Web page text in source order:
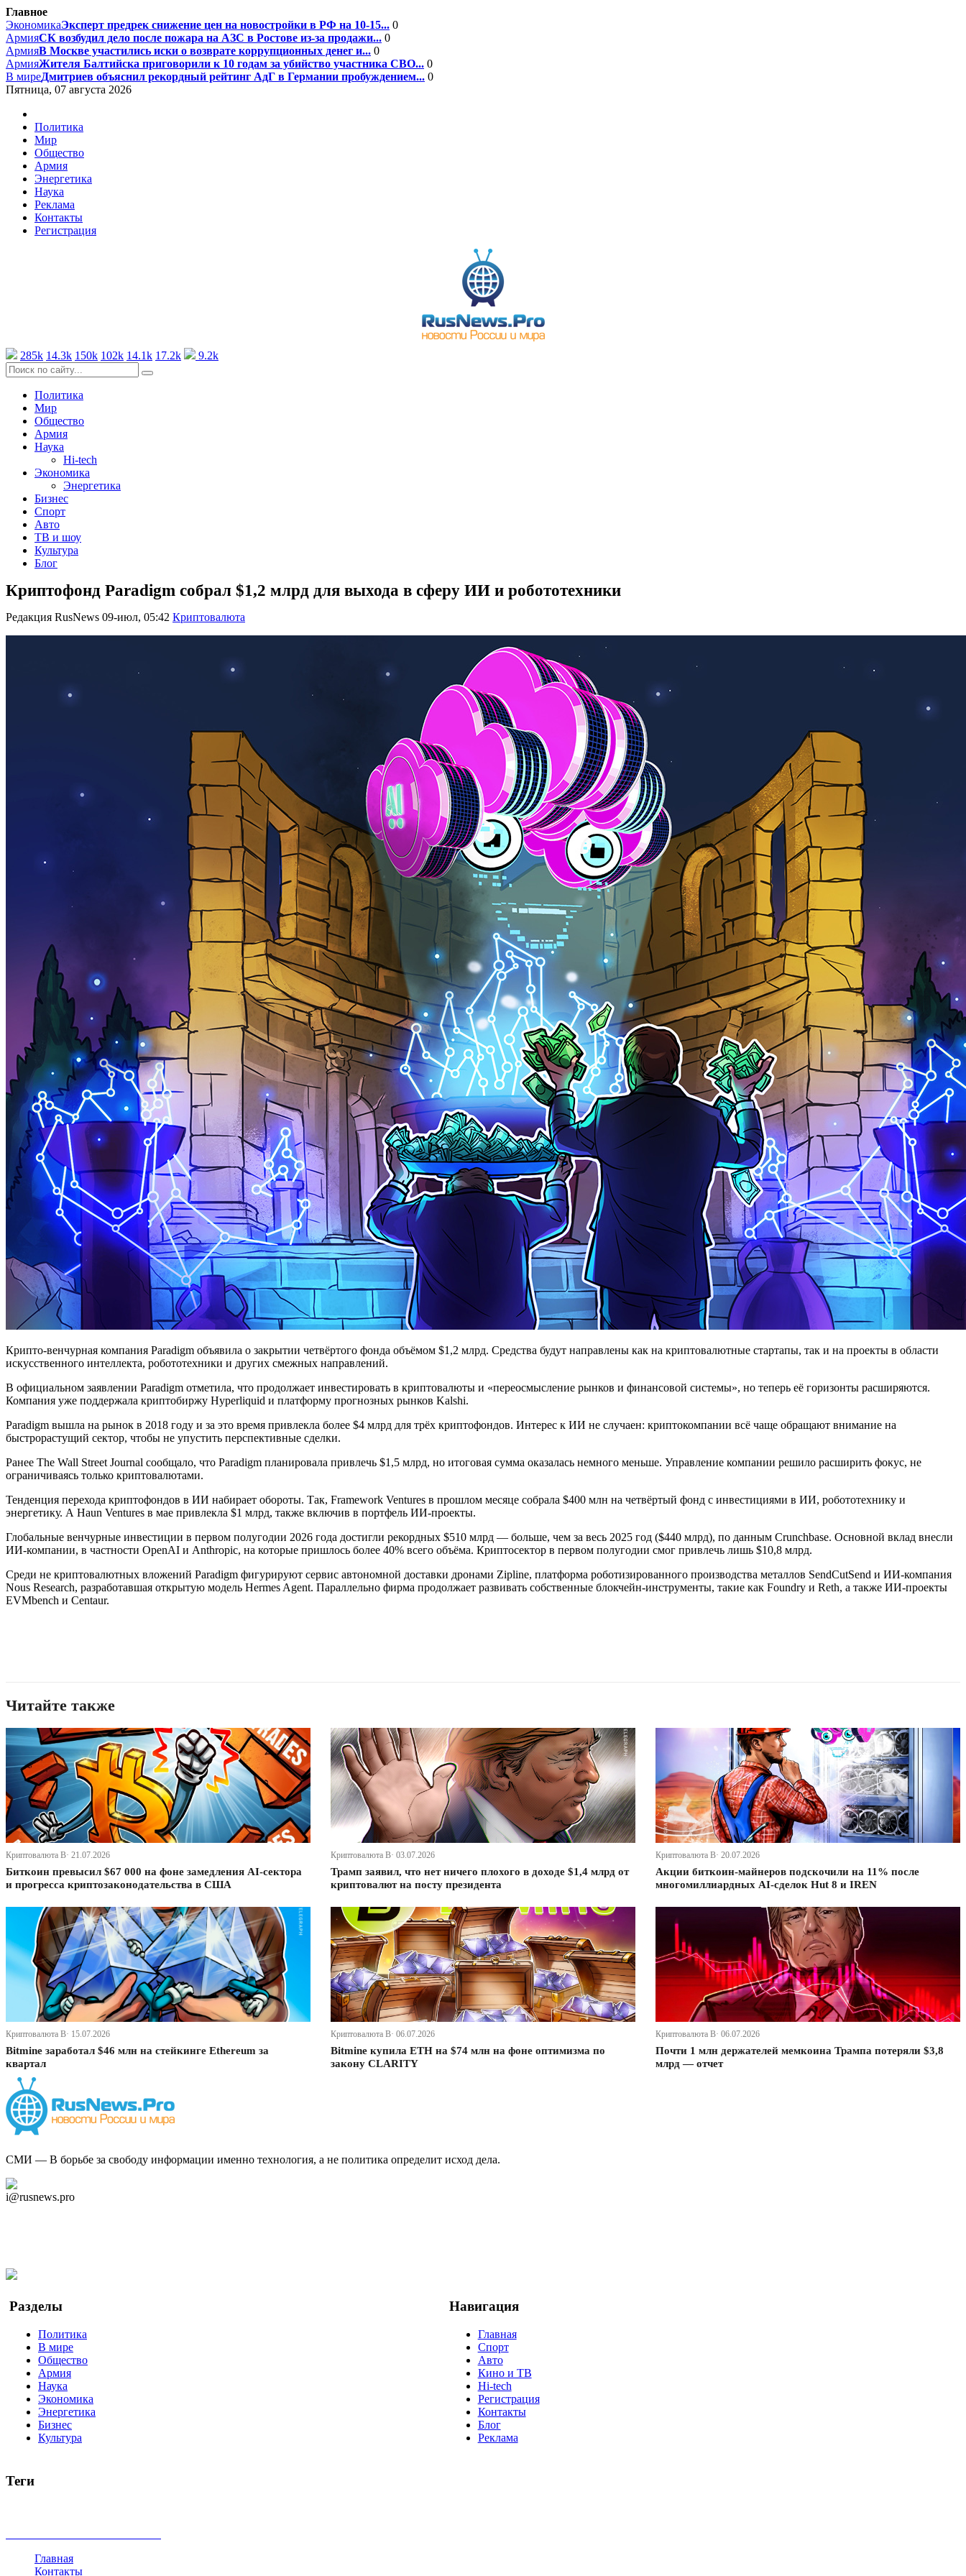
Главное
ЭкономикаЭксперт предрек снижение цен на новостройки в РФ на 10-15... 0
АрмияСК возбудил дело после пожара на АЗС в Ростове из-за продажи... 0
АрмияВ Москве участились иски о возврате коррупционных денег и... 0
АрмияЖителя Балтийска приговорили к 10 годам за убийство участника СВО... 0
В миреДмитриев объяснил рекордный рейтинг АдГ в Германии пробуждением... 0
Пятница, 07 августа 2026
Политика
Мир
Общество
Армия
Энергетика
Наука
Реклама
Контакты
Регистрация
285k 14.3k 150k 102k 14.1k 17.2k 9.2k
Политика
Мир
Общество
Армия
Наука
Hi-tech
Экономика
Энергетика
Бизнес
Спорт
Авто
ТВ и шоу
Культура
Блог
Криптофонд Paradigm собрал $1,2 млрд для выхода в сферу ИИ и робототехники
Редакция RusNews 09-июл, 05:42 Криптовалюта
Крипто-венчурная компания Paradigm объявила о закрытии четвёртого фонда объёмом $1,2 млрд. Средства будут направлены как на криптовалютные стартапы, так и на проекты в области
искусственного интеллекта, робототехники и других смежных направлений.
В официальном заявлении Paradigm отметила, что продолжает инвестировать в криптовалюты и «переосмысление рынков и финансовой системы», но теперь её горизонты расширяются.
Компания уже поддержала криптобиржу Hyperliquid и платформу прогнозных рынков Kalshi.
Paradigm вышла на рынок в 2018 году и за это время привлекла более $4 млрд для трёх криптофондов. Интерес к ИИ не случаен: криптокомпании всё чаще обращают внимание на
быстрорастущий сектор, чтобы не упустить перспективные сделки.
Ранее The Wall Street Journal сообщало, что Paradigm планировала привлечь $1,5 млрд, но итоговая сумма оказалась немного меньше. Управление компании решило расширить фокус, не
ограничиваясь только криптовалютами.
Тенденция перехода криптофондов в ИИ набирает обороты. Так, Framework Ventures в прошлом месяце собрала $400 млн на четвёртый фонд с инвестициями в ИИ, робототехнику и
энергетику. А Haun Ventures в мае привлекла $1 млрд, также включив в портфель ИИ-проекты.
Глобальные венчурные инвестиции в первом полугодии 2026 года достигли рекордных $510 млрд — больше, чем за весь 2025 год ($440 млрд), по данным Crunchbase. Основной вклад внесли
ИИ-компании, в частности OpenAI и Anthropic, на которые пришлось более 40% всего объёма. Криптосектор в первом полугодии смог привлечь лишь $10,8 млрд.
Среди не криптовалютных вложений Paradigm фигурируют сервис автономной доставки дронами Zipline, платформа роботизированного производства металлов SendCutSend и ИИ-компания
Nous Research, разработавшая открытую модель Hermes Agent. Параллельно фирма продолжает развивать собственные блокчейн-инструменты, такие как Foundry и Reth, а также ИИ-проекты
EVMbench и Centaur.
Читайте также
Криптовалюта В· 21.07.2026
Биткоин превысил $67 000 на фоне замедления AI-сектора
и прогресса криптозаконодательства в США
Криптовалюта В· 03.07.2026
Трамп заявил, что нет ничего плохого в доходе $1,4 млрд от
криптовалют на посту президента
Криптовалюта В· 20.07.2026
Акции биткоин-майнеров подскочили на 11% после
многомиллиардных AI-сделок Hut 8 и IREN
Криптовалюта В· 15.07.2026
Bitmine заработал $46 млн на стейкинге Ethereum за
квартал
Криптовалюта В· 06.07.2026
Bitmine купила ETH на $74 млн на фоне оптимизма по
закону CLARITY
Криптовалюта В· 06.07.2026
Почти 1 млн держателей мемкоина Трампа потеряли $3,8
млрд — отчет
СМИ — В борьбе за свободу информации именно технология, а не политика определит исход дела.
i@rusnews.pro
Разделы
Политика
В мире
Общество
Армия
Наука
Экономика
Энергетика
Бизнес
Культура
Навигация
Главная
Спорт
Авто
Кино и ТВ
Hi-tech
Регистрация
Контакты
Блог
Реклама
Теги
Главная
Контакты